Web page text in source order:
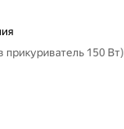
150 Вт)